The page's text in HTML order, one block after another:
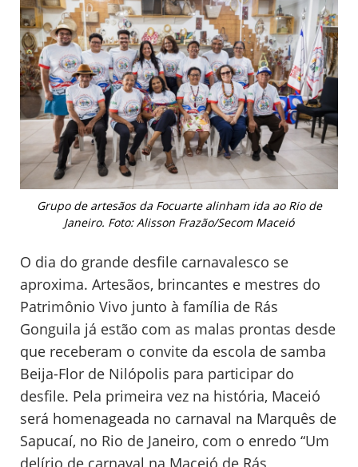
Grupo de artesãos da Focuarte alinham ida ao Rio de
Janeiro. Foto: Alisson Frazão/Secom Maceió
O dia do grande desfile carnavalesco se
aproxima. Artesãos, brincantes e mestres do
Patrimônio Vivo junto à família de Rás
Gonguila já estão com as malas prontas desde
que receberam o convite da escola de samba
Beija-Flor de Nilópolis para participar do
desfile. Pela primeira vez na história, Maceió
será homenageada no carnaval na Marquês de
Sapucaí, no Rio de Janeiro, com o enredo “Um